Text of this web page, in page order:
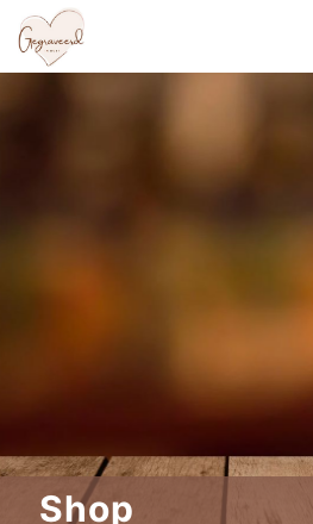
Shop